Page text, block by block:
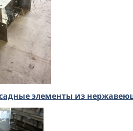
элементы из